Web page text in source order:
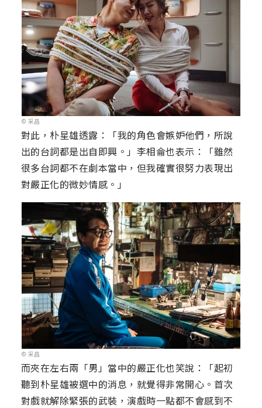
© 采昌
對此，朴星雄透露：「我的角色會嫉妒他們，所說
出的台詞都是出自即興。」李相侖也表示：「雖然
很多台詞都不在劇本當中，但我確實很努力表現出
對嚴正化的微妙情感。」
© 采昌
而夾在左右兩「男」當中的嚴正化也笑說：「起初
聽到朴星雄被選中的消息，就覺得非常開心。首次
對戲就解除緊張的武裝，演戲時一點都不會感到不